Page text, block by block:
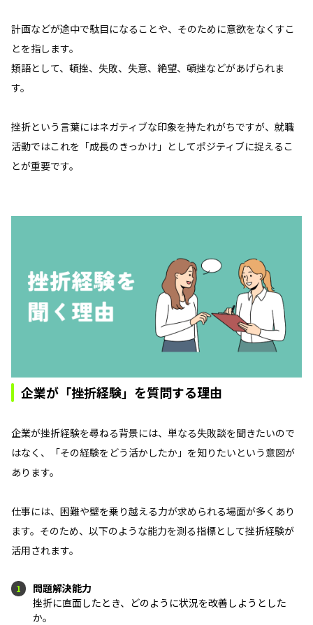
計画などが途中で駄目になることや、そのために意欲をなくすこ
とを指します。
類語として、頓挫、失敗、失意、絶望、頓挫などがあげられま
す。
挫折という言葉にはネガティブな印象を持たれがちですが、就職
活動ではこれを「成長のきっかけ」としてポジティブに捉えるこ
とが重要です。
企業が「挫折経験」を質問する理由
企業が挫折経験を尋ねる背景には、単なる失敗談を聞きたいので
はなく、「その経験をどう活かしたか」を知りたいという意図が
あります。
仕事には、困難や壁を乗り越える力が求められる場面が多くあり
ます。そのため、以下のような能力を測る指標として挫折経験が
活用されます。
1
問題解決能力
挫折に直面したとき、どのように状況を改善しようとした
か。